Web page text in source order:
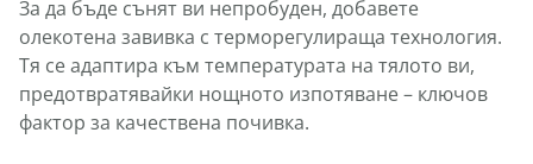
За да бъде сънят ви непробуден, добавете
олекотена завивка с терморегулираща технология.
Тя се адаптира към температурата на тялото ви,
предотвратявайки нощното изпотяване – ключов
фактор за качествена почивка.